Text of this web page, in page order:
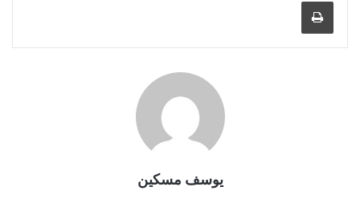
يوسف مسكين